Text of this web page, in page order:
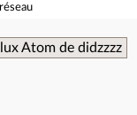
Atom de didzzzz